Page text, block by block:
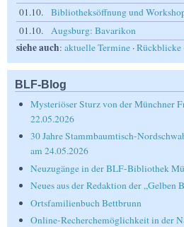
01.10.
Bibliotheksöffnung und
01.10.
Augsburg: Bavarikon
siehe auch: aktuelle Termine ·Rückblicke
BLF-Blog
Mysteriöser Sturz von der Münchner
22.05.2026
30 Jahre Stammbaumtisch-
am 24.05.2026
Neuzugänge in der BLF-Bibliothek
Neues aus der Redaktion der „Gelben
Ortsfamilienbuch Bettbrunn
Online-Recherchemöglichkeit in der